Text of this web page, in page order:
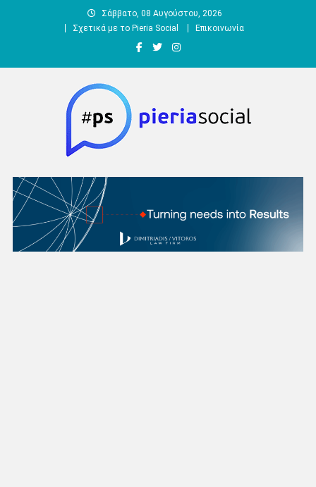
Σάββατο, 08 Αυγούστου, 2026
Σχετικά με το Pieria Social
Επικοινωνία
Pieria Social